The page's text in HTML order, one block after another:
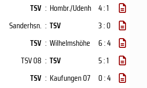
TSV : Hombr./Udenh 4 : 1
Sanderhsn. : TSV
3 : 0
TSV : Wilhelmshöhe
6 : 4
TSV 08 : TSV
5 : 1
TSV : Kaufungen 07
0 : 4